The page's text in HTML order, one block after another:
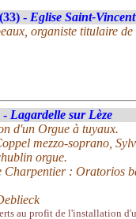
- Eglise Saint-Vincent
organiste titulaire
- Lagardelle sur Lèze
d'un Orgue à tuyaux.
mezzo-soprano,
orgue.
: Oratorios
au profit de l'installation